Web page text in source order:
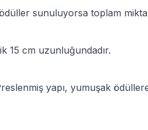
sunuluyorsa toplam miktar
15 cm uzunluğundadır.
yapı, yumuşak